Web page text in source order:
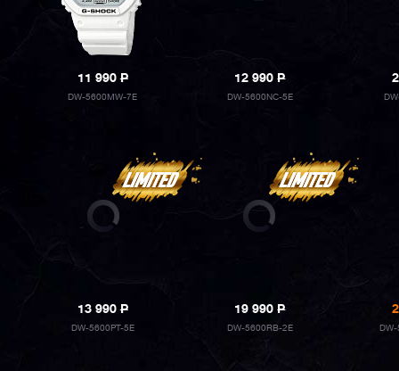
11 990P
DW-5600MW-7E
12 990P
DW-5600NC-5E
13 990P
DW-5600PT-5E
19 990P
DW-5600RB-2E